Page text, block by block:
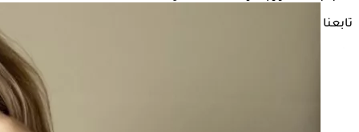
تابعنا على